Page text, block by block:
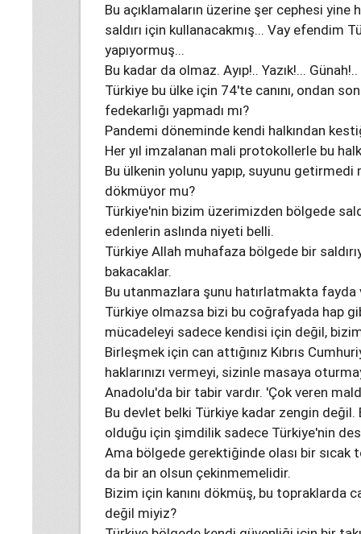
Bu açıklamaların üzerine şer cephesi
saldırı için kullanacakmış... Vay efendim
yapıyormuş...
Bu kadar da olmaz. Ayıp!.. Yazık!... Günah!..
Türkiye bu ülke için 74'te canını, ondan
fedekarlığı yapmadı mı?
Pandemi döneminde kendi halkından
Her yıl imzalanan mali protokollerle bu
Bu ülkenin yolunu yapıp, suyunu
dökmüyor mu?
Türkiye'nin bizim üzerimizden bölgede
edenlerin aslında niyeti belli.
Türkiye Allah muhafaza bölgede bir
bakacaklar.
Bu utanmazlara şunu hatırlatmakta fayda
Türkiye olmazsa bizi bu coğrafyada hap
mücadeleyi sadece kendisi için değil,
Birleşmek için can attığınız Kıbrıs
haklarınızı vermeyi, sizinle masaya
Anadolu'da bir tabir vardır. 'Çok veren
Bu devlet belki Türkiye kadar zengin değil.
olduğu için şimdilik sadece Türkiye'nin
Ama bölgede gerektiğinde olası bir
da bir an olsun çekinmemelidir.
Bizim için kanını dökmüş, bu topraklarda
değil miyiz?